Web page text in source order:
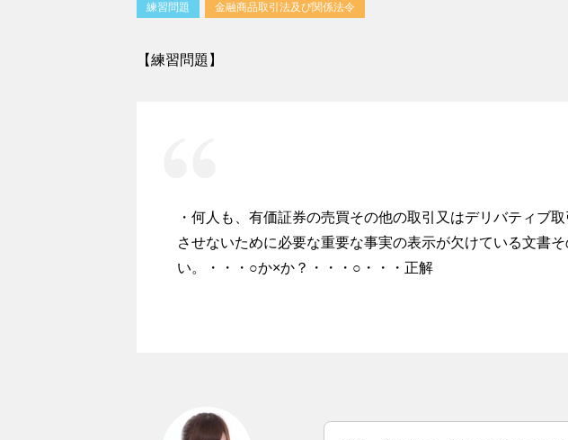
練習問題 金融商品取引法及び関係法令
【練習問題】
・何人も、有価証券の売買その他の取引又はデリバティブ
させないために必要な重要な事実の表示が欠けている文書
い。・・・○か×か？・・・○・・・正解